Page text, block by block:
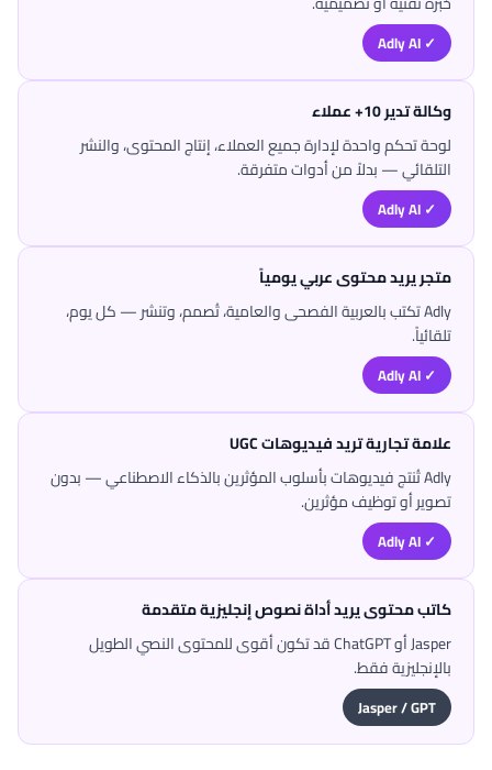
✓ Adly AI
وكالة تدير 10+ عملاء
لوحة تحكم واحدة لإدارة جميع العملاء، إنتاج المحتوى، والنشر
التلقائي — بدلاً من أدوات متفرقة.
✓ Adly AI
متجر يريد محتوى عربي يومياً
Adly تكتب بالعربية الفصحى والعامية، تُصمم، وتنشر — كل يوم،
تلقائياً.
✓ Adly AI
علامة تجارية تريد فيديوهات UGC
Adly تُنتج فيديوهات بأسلوب المؤثرين بالذكاء الاصطناعي — بدون
تصوير أو توظيف مؤثرين.
✓ Adly AI
كاتب محتوى يريد أداة نصوص إنجليزية متقدمة
Jasper أو ChatGPT قد تكون أقوى للمحتوى النصي الطويل
بالإنجليزية فقط.
Jasper / GPT